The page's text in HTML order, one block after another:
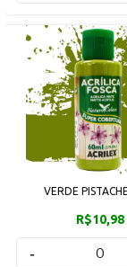
VERDE
R$10,98
-